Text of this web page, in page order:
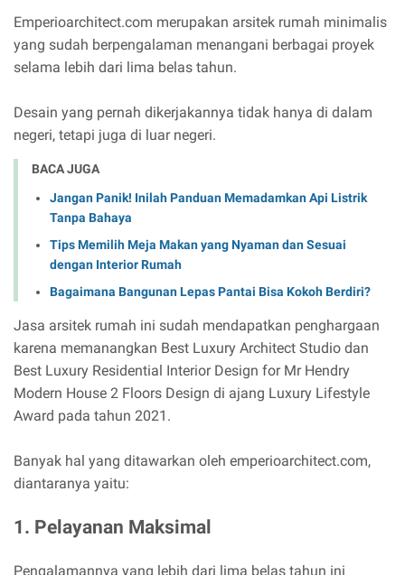
Emperioarchitect.com merupakan arsitek rumah minimalis
yang sudah berpengalaman menangani berbagai proyek
selama lebih dari lima belas tahun.
Desain yang pernah dikerjakannya tidak hanya di dalam
negeri, tetapi juga di luar negeri.
BACA JUGA
Jangan Panik! Inilah Panduan Memadamkan Api Listrik
Tanpa Bahaya
Tips Memilih Meja Makan yang Nyaman dan Sesuai
dengan Interior Rumah
Bagaimana Bangunan Lepas Pantai Bisa Kokoh Berdiri?
Jasa arsitek rumah ini sudah mendapatkan penghargaan
karena memanangkan Best Luxury Architect Studio dan
Best Luxury Residential Interior Design for Mr Hendry
Modern House 2 Floors Design di ajang Luxury Lifestyle
Award pada tahun 2021.
Banyak hal yang ditawarkan oleh emperioarchitect.com,
diantaranya yaitu:
1. Pelayanan Maksimal
Pengalamannya yang lebih dari lima belas tahun ini